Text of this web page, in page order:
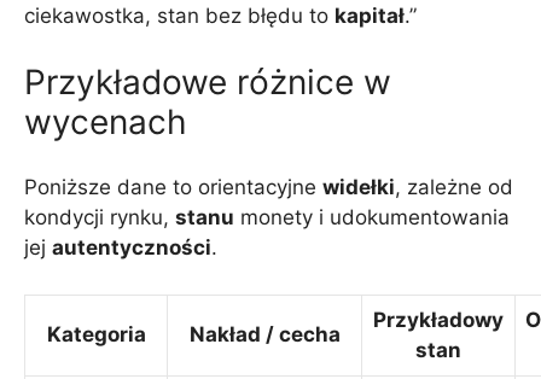
ciekawostka, stan bez błędu to kapitał.”
Przykładowe różnice w
wycenach
Poniższe dane to orientacyjne widełki, zależne od
kondycji rynku, stanu monety i udokumentowania
jej autentyczności.
Kategoria Nakład / cecha
Przykładowy
stan